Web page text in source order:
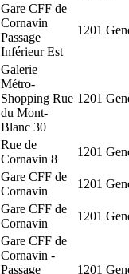
Gare CFF de
Cornavin
Passage
Inférieur Est
1201
Galerie
Métro-
Shopping Rue
du Mont-
Blanc 30
1201
Rue de
Cornavin 8
1201
Gare CFF de
Cornavin
1201
Gare CFF de
Cornavin
1201
Gare CFF de
Cornavin -
Passage
1201